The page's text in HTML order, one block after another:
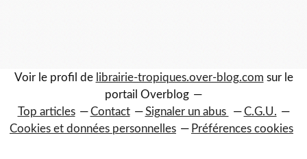
Voir le profil de librairie-tropiques.over-blog.com sur le
portail Overblog
Top articles
Contact Signaler un abus
C.G.U.
Cookies et données personnelles
Préférences cookies